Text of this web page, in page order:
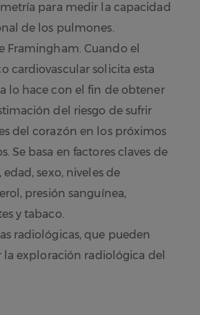
para medir la capacidad
de los pulmones.
Framingham. Cuando el
cardiovascular solicita esta
lo hace con el fin de obtener
del riesgo de sufrir
del corazón en los próximos
Se basa en factores claves de
edad, sexo, niveles de
presión sanguínea,
y tabaco.
radiológicas, que pueden
la exploración radiológica del